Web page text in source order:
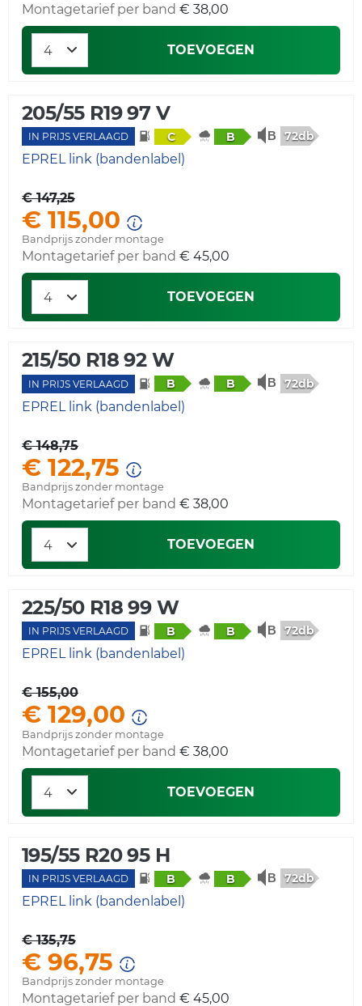
Montagetarief per band € 38,00
TOEVOEGEN
205/55 R19 97 V
IN PRIJS VERLAAGD C B 72db
EPREL link (bandenlabel)
€ 147,25
€ 115,00
Bandprijs zonder montage
Montagetarief per band € 45,00
TOEVOEGEN
215/50 R18 92 W
IN PRIJS VERLAAGD B B 72db
EPREL link (bandenlabel)
€ 148,75
€ 122,75
Bandprijs zonder montage
Montagetarief per band € 38,00
TOEVOEGEN
225/50 R18 99 W
IN PRIJS VERLAAGD B B 72db
EPREL link (bandenlabel)
€ 155,00
€ 129,00
Bandprijs zonder montage
Montagetarief per band € 38,00
TOEVOEGEN
195/55 R20 95 H
IN PRIJS VERLAAGD B B 72db
EPREL link (bandenlabel)
€ 135,75
€ 96,75
Bandprijs zonder montage
Montagetarief per band € 45,00